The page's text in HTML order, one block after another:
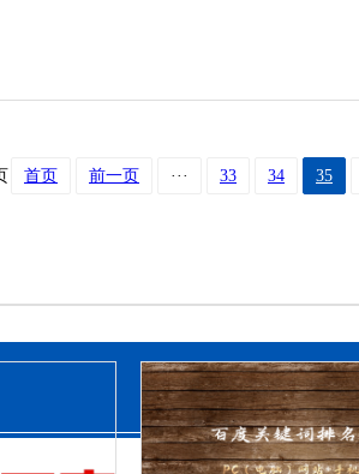
首页 前一页 ··· 33 34 35